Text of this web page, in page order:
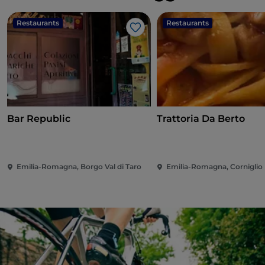
Restaurants
J’aime
Bar Republic
Emilia-Romagna, Borgo Val di Taro
Restaurants
Trattoria Da Berto
Emilia-Romagna, Corniglio